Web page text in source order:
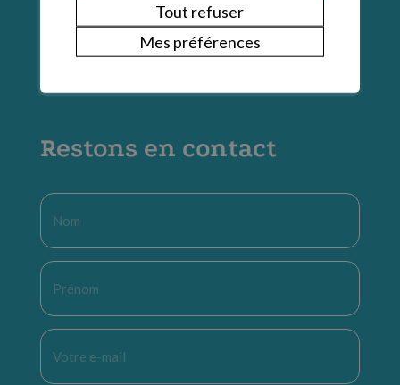
Restons en contact
Nom
Prénom
E-
mail
Tout refuser
Mes préférences